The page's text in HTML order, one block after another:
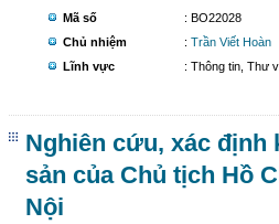
Mã số
: BO22028
Chủ nhiệm
:Trần Viết Hoàn
Lĩnh vực
: Thông tin, Thư
Nghiên cứu, xác định
sản của Chủ tịch Hồ
Nội